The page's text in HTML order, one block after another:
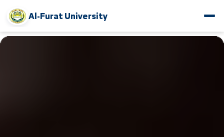
Al-Furat University
www.alfuratuniv.edu.sy